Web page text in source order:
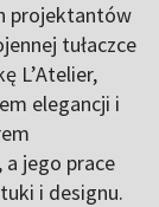
projektantów
tułaczce
L’Atelier,
elegancji i
jego prace
i designu.